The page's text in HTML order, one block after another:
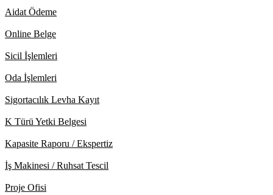
Aidat Ödeme
Online Belge
Sicil İşlemleri
Oda İşlemleri
Sigortacılık Levha Kayıt
K Türü Yetki Belgesi
Kapasite Raporu / Ekspertiz
İş Makinesi / Ruhsat Tescil
Proje Ofisi